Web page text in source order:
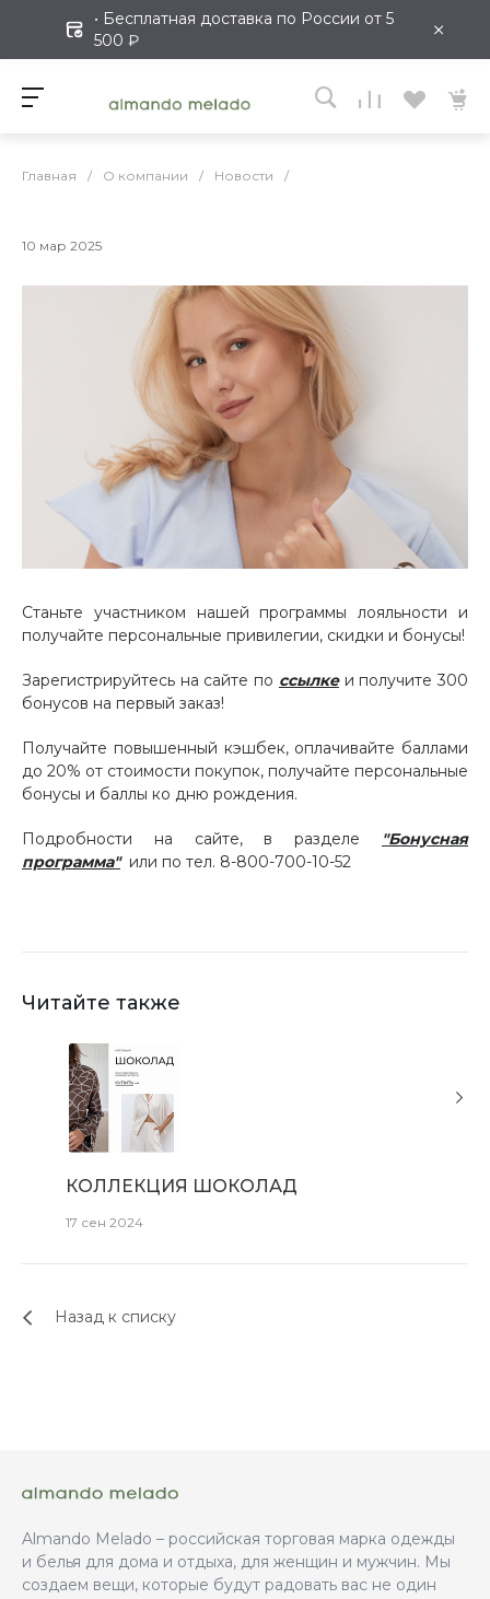
• Бесплатная доставка по России от 5
500 ₽
×
Главная / О компании / Новости /
10 мар 2025
Станьте участником нашей программы лояльности и
получайте персональные привилегии, скидки и бонусы!
Зарегистрируйтесь на сайте по ссылкеи получите 300
бонусов на первый заказ!
Получайте повышенный кэшбек, оплачивайте баллами
до 20% от стоимости покупок, получайте персональные
бонусы и баллы ко дню рождения.
Подробности на сайте, в разделе "Бонусная
программа"или по тел. 8-800-700-10-52
Читайте также
КОЛЛЕКЦИЯ ШОКОЛАД
17 сен 2024
Назад к списку
Almando Melado – российская торговая марка одежды
и белья для дома и отдыха, для женщин и мужчин. Мы
создаем вещи, которые будут радовать вас не один